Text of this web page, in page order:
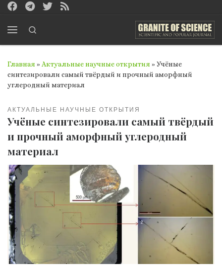
Перейти к содержимому
Главная » Актуальные научные открытия » Учёные
синтезировали самый твёрдый и прочный аморфный
углеродный материал
АКТУАЛЬНЫЕ НАУЧНЫЕ ОТКРЫТИЯ
Учёные синтезировали самый твёрдый
и прочный аморфный углеродный
материал